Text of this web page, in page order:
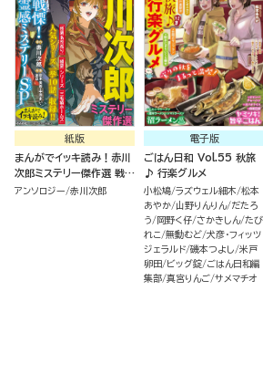
紙版
まんがでイッキ読み！赤川
次郎ミステリー傑作選 戦
慄！霊感ミステリーSP
アンソロジー 赤川次郎
電子版
ごはん日和 Vol.55 秋旅
♪ 行楽グルメ
小松鳩 ラズウェル細木 松本
あやか 山野りんりん だたろ
う
岡野く仔 さかきしん たび
れこ 無動むど 犬彦・フィッツ
ジェラルド 磯本つよし 米戸
卵田
ビッグ錠 ごはん日和編
集部 真宮りんご サメマチオ